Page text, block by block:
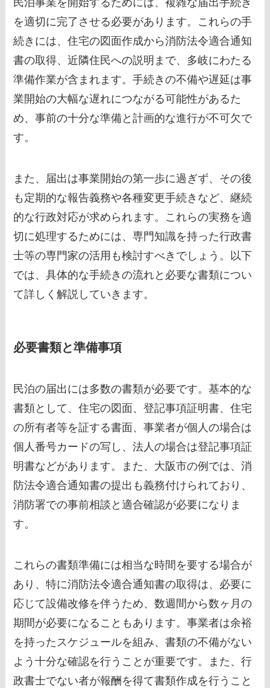
を適切に完了させる必要があります。これらの手
続きには、住宅の図面作成から消防法令適合通知
書の取得、近隣住民への説明まで、多岐にわたる
準備作業が含まれます。手続きの不備や遅延は事
業開始の大幅な遅れにつながる可能性があるた
め、事前の十分な準備と計画的な進行が不可欠で
す。
また、届出は事業開始の第一歩に過ぎず、その後
も定期的な報告義務や各種変更手続きなど、継続
的な行政対応が求められます。これらの実務を適
切に処理するためには、専門知識を持った行政書
士等の専門家の活用も検討すべきでしょう。以下
では、具体的な手続きの流れと必要な書類につい
て詳しく解説していきます。
必要書類と準備事項
民泊の届出には多数の書類が必要です。基本的な
書類として、住宅の図面、登記事項証明書、住宅
の所有者等を証する書面、事業者が個人の場合は
個人番号カードの写し、法人の場合は登記事項証
明書などがあります。また、大阪市の例では、消
防法令適合通知書の提出も義務付けられており、
消防署での事前相談と適合確認が必要になりま
す。
これらの書類準備には相当な時間を要する場合が
あり、特に消防法令適合通知書の取得は、必要に
応じて設備改修を伴うため、数週間から数ヶ月の
期間が必要になることもあります。事業者は余裕
を持ったスケジュールを組み、書類の不備がない
よう十分な確認を行うことが重要です。また、行
政書士でない者が報酬を得て書類作成を行うこと